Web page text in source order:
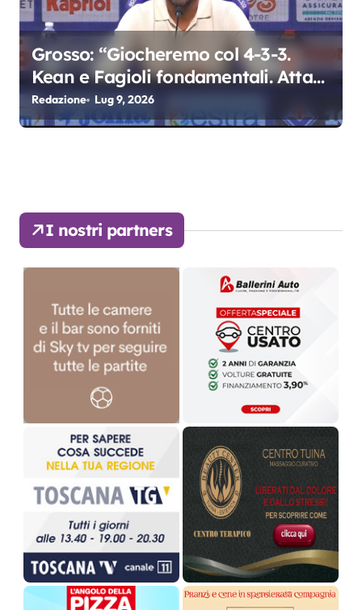
Grosso: “Giocheremo col 4-3-3.
Kean e Fagioli fondamentali. Atta
grande colpo”
Redazione Lug 9, 2026
I nostri partners